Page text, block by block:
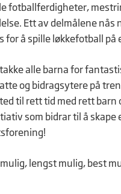
fotballferdigheter,
Ett av delmålene nås
for å spille løkkefotball på
alle barna for
og bidragsytere på
til rett tid med rett
som bidrar til å
lengst mulig, best